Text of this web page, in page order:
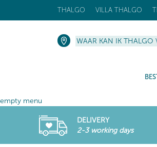
THALGO VILLA THALGO
WAAR KAN IK THALGO
empty menu
DELIVERY
2-3 working days